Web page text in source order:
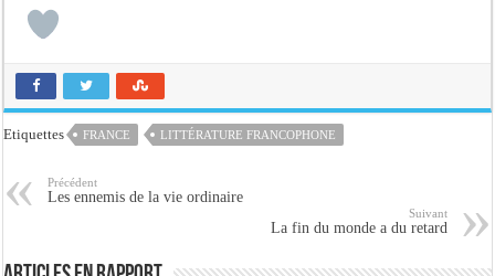
Etiquettes FRANCE LITTÉRATURE FRANCOPHONE
Précédent
Les ennemis de la vie ordinaire
Suivant
La fin du monde a du retard